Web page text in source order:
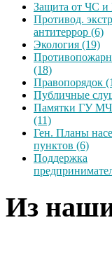
Защита от ЧС
Противод.
антитеррор (6)
Экология (19)
(18)
Правопорядок
Публичные
Памятки ГУ
(11)
Ген. Планы
пунктов (6)
Поддержка
Из